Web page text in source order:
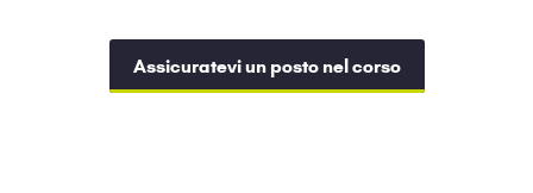
Assicuratevi un posto nel corso